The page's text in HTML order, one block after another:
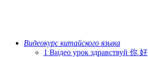
Видеокурс китайского языка
1 Видео урок здравствуй 你 好